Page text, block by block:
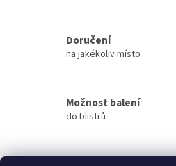
i
Doručení
na jakékoliv místo
Možnost balení
do blistrů